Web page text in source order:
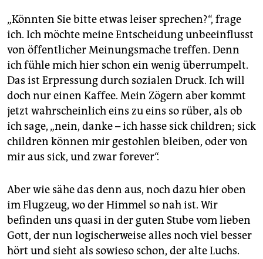
„Könnten Sie bitte etwas leiser sprechen?“, frage
ich. Ich möchte meine Entscheidung unbeeinflusst
von öffentlicher Meinungsmache treffen. Denn
ich fühle mich hier schon ein wenig überrumpelt.
Das ist Erpressung durch sozialen Druck. Ich will
doch nur einen Kaffee. Mein Zögern aber kommt
jetzt wahrscheinlich eins zu eins so rüber, als ob
ich sage, „nein, danke – ich hasse sick children; sick
children können mir gestohlen bleiben, oder von
mir aus sick, und zwar forever“.
Aber wie sähe das denn aus, noch dazu hier oben
im Flugzeug, wo der Himmel so nah ist. Wir
befinden uns quasi in der guten Stube vom lieben
Gott, der nun logischerweise alles noch viel besser
hört und sieht als sowieso schon, der alte Luchs.